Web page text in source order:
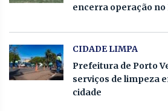
encerra operação
CIDADE LIMPA
Prefeitura de Porto
serviços de limpeza
cidade